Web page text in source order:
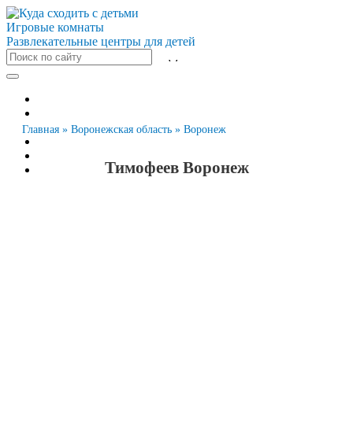
Игровые комнаты
Развлекательные центры для детей
Санкт-Петербург
Главная » Воронежская область » Воронеж
Тимофеев Воронеж